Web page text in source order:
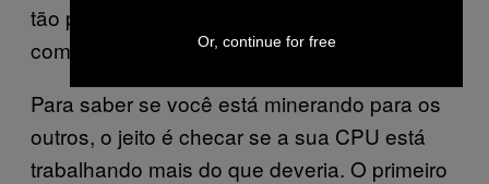
tão produtivo quanto em outros algoritmos,
como o usado pelo Ethereum por exemplo.
Para saber se você está minerando para os
outros, o jeito é checar se a sua CPU está
trabalhando mais do que deveria. O primeiro
Or, continue for free